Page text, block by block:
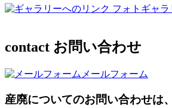
フォトギャラ
contact お問い合わせ
メールフォーム
産廃についてのお問い合わせは